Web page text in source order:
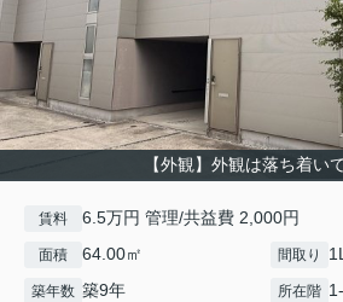
【外観】外観は落ち着い
賃料 6.5万円 管理/共益費 2,000円
面積 64.00㎡ 間取り
築年数 築9年 所在階